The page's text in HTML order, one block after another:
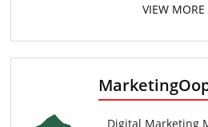
VIEW MORE
Digital Marketing